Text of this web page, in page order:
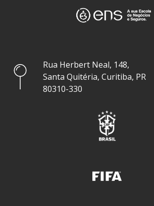
Rua Herbert Neal, 148,
Santa Quitéria, Curitiba, PR
80310-330